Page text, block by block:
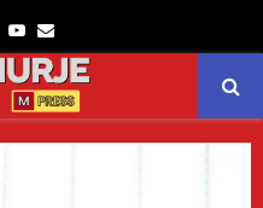
Youtube
Email